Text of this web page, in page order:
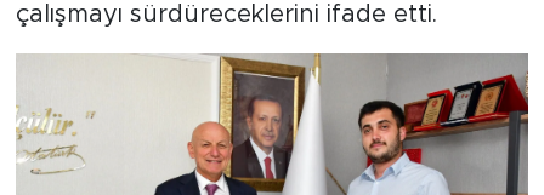
çalışmayı sürdüreceklerini ifade etti.